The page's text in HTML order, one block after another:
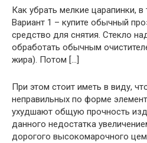
Как убрать мелкие царапинки, в
Вариант 1 – купите обычный
средство для снятия. Стекло
обработать обычным
жира). Потом […]
При этом стоит иметь в виду,
неправильных по форме
ухудшают общую прочность
данного недостатка
дорогого высокомарочного